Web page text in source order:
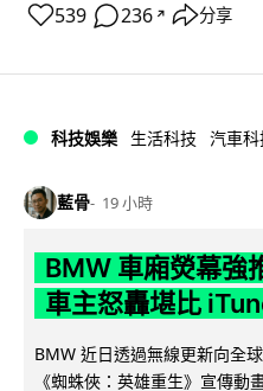
539 236 ↗ 分享
科技娛樂 生活科技 汽車科
藍骨 19 小時
BMW 車廂熒幕強
車主怒轟堪比
BMW 近日透過無線更新向全
《蜘蛛俠：英雄重生》宣傳動